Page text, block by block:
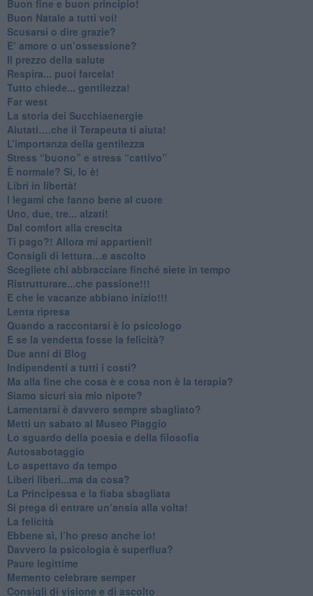
Buon fine e buon principio!
​Buon Natale a tutti voi!
​Scusarsi o dire grazie?
​E’ amore o un’ossessione?
​Il prezzo della salute
​Respira... puoi farcela!
​Tutto chiede... gentilezza!
​Far west
​La storia dei Succhiaenergie
​Aiutati….che il Terapeuta ti aiuta!
​L’importanza della gentilezza
​Stress “buono” e stress “cattivo”
​È normale? Sì, lo è!
​Libri in libertà!
​I legami che fanno bene al cuore
Uno, due, tre... alzati!​
​Dal comfort alla crescita
​Ti pago?! Allora mi appartieni!​
​Consigli di lettura…e ascolto
​Scegliete chi abbracciare finché siete in tempo
​Ristrutturare...che passione!!!
​E che le vacanze abbiano inizio!!!
​Lenta ripresa
​Quando a raccontarsi è lo psicologo
​E se la vendetta fosse la felicità?
​Due anni di Blog
​Indipendenti a tutti i costi?
​Ma alla fine che cosa è e cosa non è la terapia?
​Siamo sicuri sia mio nipote?
​Lamentarsi è davvero sempre sbagliato?
​Metti un sabato al Museo Piaggio
​Lo sguardo della poesia e della filosofia
Autosabotaggio
​Lo aspettavo da tempo
​Liberi liberi...ma da cosa?
​La Principessa e la fiaba sbagliata
Si prega di entrare un’ansia alla volta!
​La felicità
​Ebbene sì, l’ho preso anche io!
​Davvero la psicologia è superflua?
Paure legittime
​Memento celebrare semper
​Consigli di visione e di ascolto